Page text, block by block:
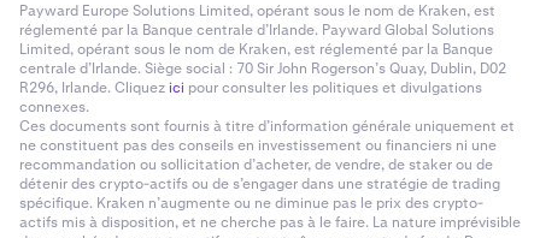
Payward Europe Solutions Limited, opérant sous le nom de Kraken, est
réglementé par la Banque centrale d’Irlande. Payward Global Solutions
Limited, opérant sous le nom de Kraken, est réglementé par la Banque
centrale d’Irlande. Siège social : 70 Sir John Rogerson’s Quay, Dublin, D02
R296, Irlande. Cliquezici pour consulter les politiques et divulgations
connexes.
Ces documents sont fournis à titre d’information générale uniquement et
ne constituent pas des conseils en investissement ou financiers ni une
recommandation ou sollicitation d’acheter, de vendre, de staker ou de
détenir des crypto-actifs ou de s’engager dans une stratégie de trading
spécifique. Kraken n’augmente ou ne diminue pas le prix des crypto-
actifs mis à disposition, et ne cherche pas à le faire. La nature imprévisible